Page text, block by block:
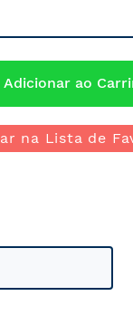
Adicionar ao
na Lista de